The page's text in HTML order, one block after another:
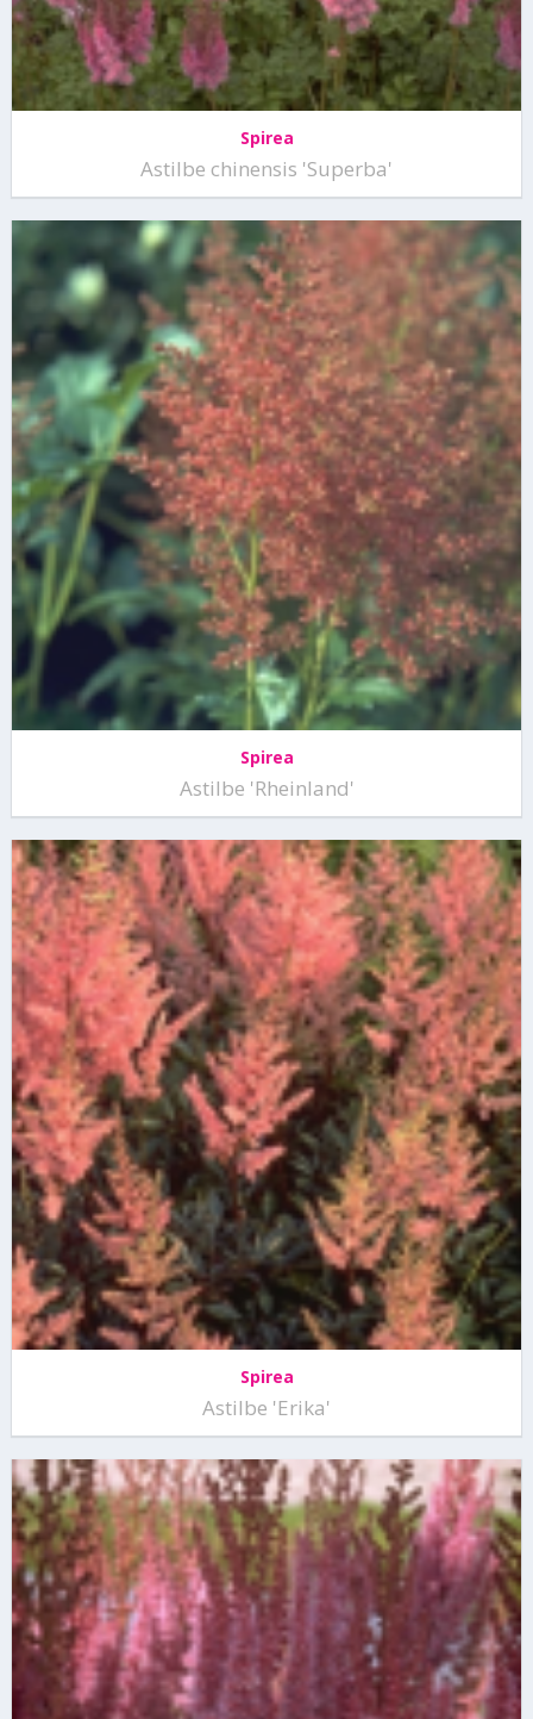
Spirea
Astilbe chinensis 'Superba'
Spirea
Astilbe 'Rheinland'
Spirea
Astilbe 'Erika'